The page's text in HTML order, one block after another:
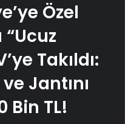
Özel
Takıldı:
Jantını
Bin TL!